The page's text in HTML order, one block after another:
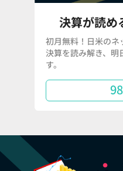
決算が読め
初月無料！日米のネ
決算を読み解き、明
す。